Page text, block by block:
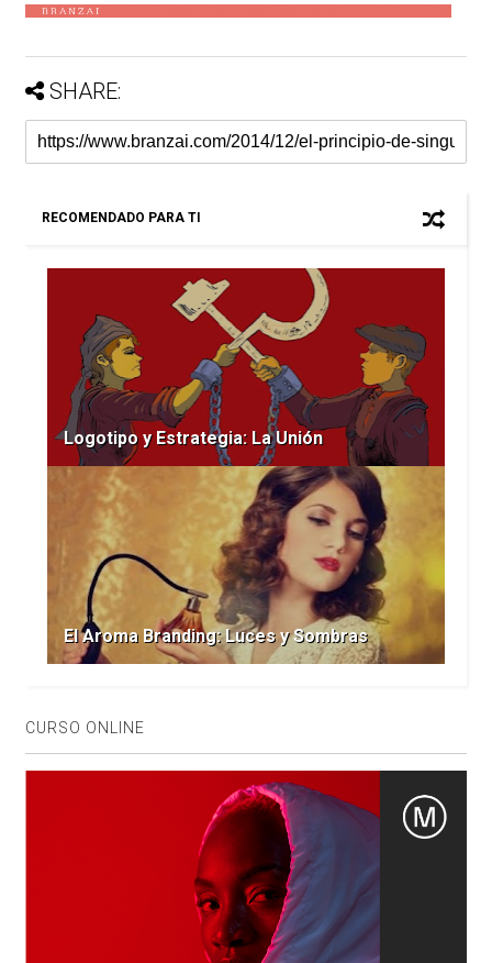
SHARE:
RECOMENDADO PARA TI
Logotipo y Estrategia: La Unión
El Aroma Branding: Luces y Sombras
CURSO ONLINE